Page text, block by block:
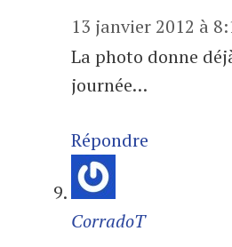
13 janvier 2012 à
La photo donne
journée…
Répondre
CorradoT